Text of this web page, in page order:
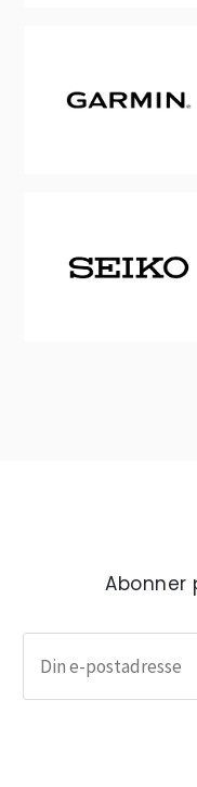
Abonner